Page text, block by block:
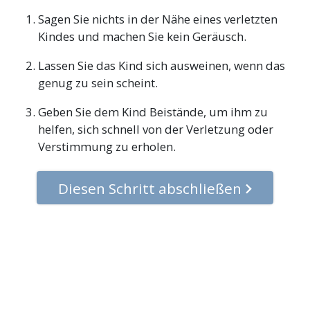
Sagen Sie nichts in der Nähe eines verletzten
Kindes und machen Sie kein Geräusch.
Lassen Sie das Kind sich ausweinen, wenn das
genug zu sein scheint.
Geben Sie dem Kind Beistände, um ihm zu
helfen, sich schnell von der Verletzung oder
Verstimmung zu erholen.
Diesen Schritt abschließen